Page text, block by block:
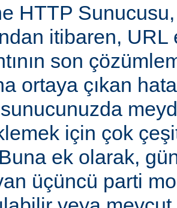
HTTP
itibaren,
son
ortaya çıkan
için çok
ek olarak,
üçüncü parti